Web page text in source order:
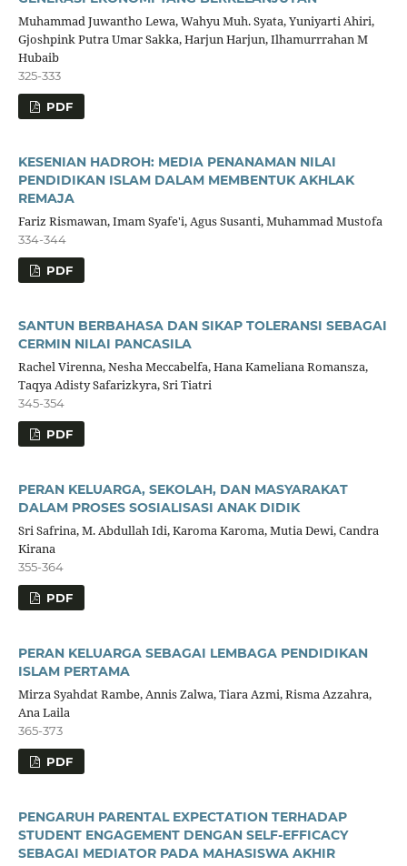
Muhammad Juwantho Lewa, Wahyu Muh. Syata, Yuniyarti Ahiri,
Gjoshpink Putra Umar Sakka, Harjun Harjun, Ilhamurrrahan M
Hubaib
325-333
PDF
KESENIAN HADROH: MEDIA PENANAMAN NILAI
PENDIDIKAN ISLAM DALAM MEMBENTUK AKHLAK
REMAJA
Fariz Rismawan, Imam Syafe'i, Agus Susanti, Muhammad Mustofa
334-344
PDF
SANTUN BERBAHASA DAN SIKAP TOLERANSI SEBAGAI
CERMIN NILAI PANCASILA
Rachel Virenna, Nesha Meccabelfa, Hana Kameliana Romansza,
Taqya Adisty Safarizkyra, Sri Tiatri
345-354
PDF
PERAN KELUARGA, SEKOLAH, DAN MASYARAKAT
DALAM PROSES SOSIALISASI ANAK DIDIK
Sri Safrina, M. Abdullah Idi, Karoma Karoma, Mutia Dewi, Candra
Kirana
355-364
PDF
PERAN KELUARGA SEBAGAI LEMBAGA PENDIDIKAN
ISLAM PERTAMA
Mirza Syahdat Rambe, Annis Zalwa, Tiara Azmi, Risma Azzahra,
Ana Laila
365-373
PDF
PENGARUH PARENTAL EXPECTATION TERHADAP
STUDENT ENGAGEMENT DENGAN SELF-EFFICACY
SEBAGAI MEDIATOR PADA MAHASISWA AKHIR